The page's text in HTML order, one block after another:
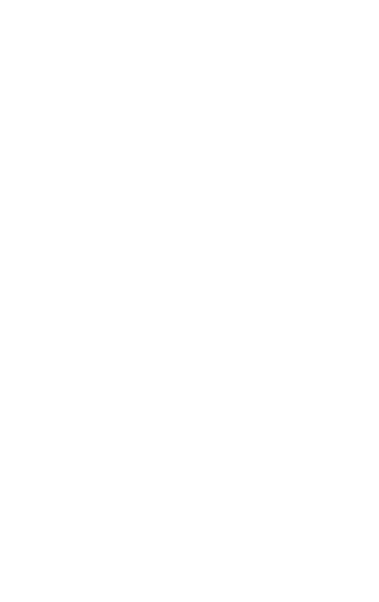
при поездке в другой регион или
потерю жидкости и
стоит взять с собой сорбенты, в
вирусы и токсины,
острой диареи (в дополнение к
диареи.
Смектит
их вредное воздействие,
защитную кишечную слизь и
для взрослых и детей старше 2
для приема внутрь и пасты для
лекарственную форму пасты: ее
рекомендуется подбирать с
к морской болезни